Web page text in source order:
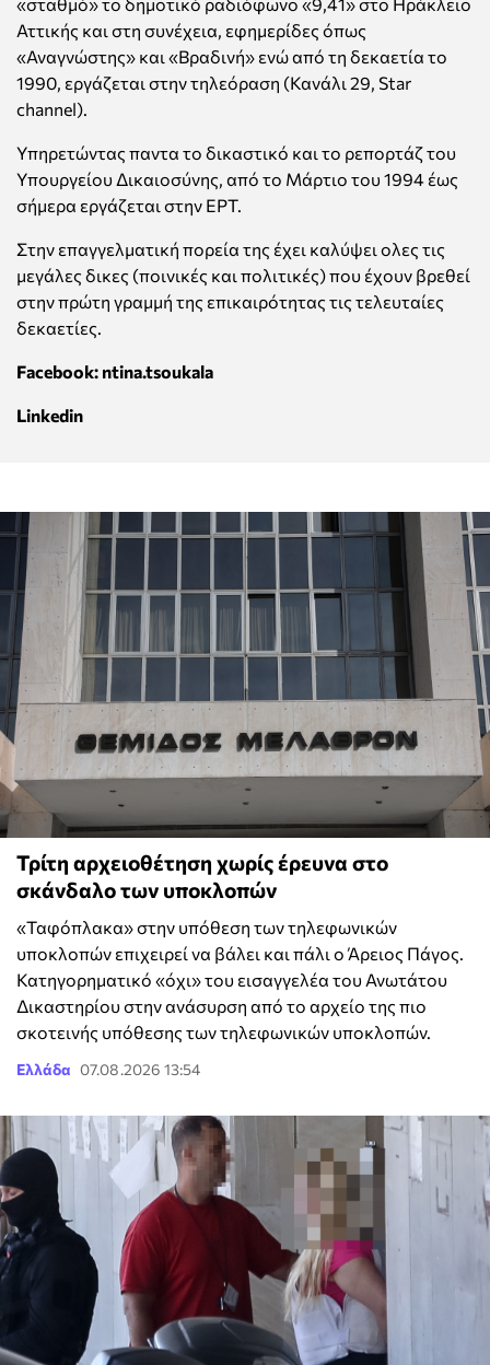
Αττικής και στη συνέχεια, εφημερίδες όπως
«Αναγνώστης» και «Βραδινή» ενώ από τη δεκαετία το
1990, εργάζεται στην τηλεόραση (Κανάλι 29, Star
channel).
Υπηρετώντας παντα το δικαστικό και το ρεπορτάζ του
Υπουργείου Δικαιοσύνης, από το Μάρτιο του 1994 έως
σήμερα εργάζεται στην ΕΡΤ.
Στην επαγγελματική πορεία της έχει καλύψει ολες τις
μεγάλες δικες (ποινικές και πολιτικές) που έχουν βρεθεί
στην πρώτη γραμμή της επικαιρότητας τις τελευταίες
δεκαετίες.
Facebook: ntina.tsoukala
Linkedin
Τρίτη αρχειοθέτηση χωρίς έρευνα στο
σκάνδαλο των υποκλοπών
«Ταφόπλακα» στην υπόθεση των τηλεφωνικών
υποκλοπών επιχειρεί να βάλει και πάλι ο Άρειος Πάγος.
Κατηγορηματικό «όχι» του εισαγγελέα του Ανωτάτου
Δικαστηρίου στην ανάσυρση από το αρχείο της πιο
σκοτεινής υπόθεσης των τηλεφωνικών υποκλοπών.
Ελλάδα 07.08.2026 13:54